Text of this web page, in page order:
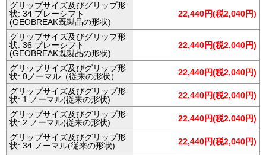
グリップサイズ及びグリップ形
状: 34 プレーシフト
(GEOBREAK既製品の形状)
22,440円(税2,040円)
グリップサイズ及びグリップ形
状: 36 プレーシフト
(GEOBREAK既製品の形状)
22,440円(税2,040円)
グリップサイズ及びグリップ形
状: 0ノーマル（従来の形状）
22,440円(税2,040円)
グリップサイズ及びグリップ形
状: 1 ノーマル(従来の形状)
22,440円(税2,040円)
グリップサイズ及びグリップ形
状: 2 ノーマル(従来の形状)
22,440円(税2,040円)
グリップサイズ及びグリップ形
状: 34 ノーマル(従来の形状)
22,440円(税2,040円)